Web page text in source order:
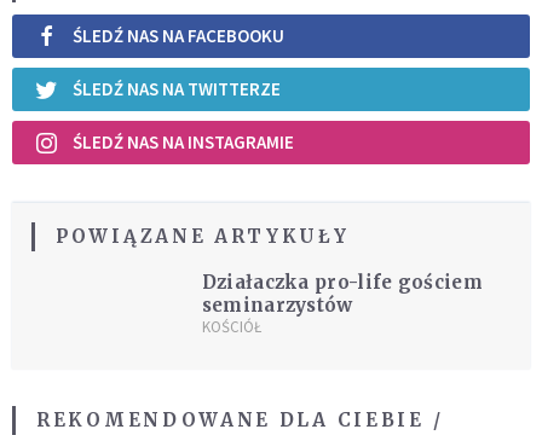
ŚLEDŹ NAS NA FACEBOOKU
ŚLEDŹ NAS NA TWITTERZE
ŚLEDŹ NAS NA INSTAGRAMIE
POWIĄZANE ARTYKUŁY
Działaczka pro-life gościem
seminarzystów
KOŚCIÓŁ
REKOMENDOWANE DLA CIEBIE /